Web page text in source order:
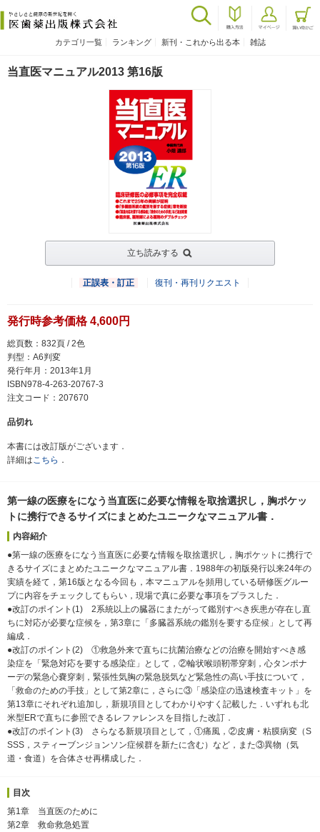
カテゴリ一覧 ランキング 新刊・これから出る本 雑誌
当直医マニュアル2013 第16版
立ち読みする
正誤表・訂正 復刊・再刊リクエスト
発行時参考価格 4,600円
総頁数：832頁 / 2色
判型：A6判変
発行年月：2013年1月
ISBN978-4-263-20767-3
注文コード：207670
品切れ
本書には改訂版がございます．
詳細はこちら ．
第一線の医療をになう当直医に必要な情報を取捨選択し，胸ポケッ
トに携行できるサイズにまとめたユニークなマニュアル書．
内容紹介
●第一線の医療をになう当直医に必要な情報を取捨選択し，胸ポケットに携行で
きるサイズにまとめたユニークなマニュアル書．1988年の初版発行以来24年の
実績を経て，第16版となる今回も，本マニュアルを頻用している研修医グルー
プに内容をチェックしてもらい，現場で真に必要な事項をプラスした．
●改訂のポイント(1) 2系統以上の臓器にまたがって鑑別すべき疾患が存在し直
ちに対応が必要な症候を，第3章に「多臓器系統の鑑別を要する症候」として再
編成．
●改訂のポイント(2) ①救急外来で直ちに抗菌治療などの治療を開始すべき感
染症を「緊急対応を要する感染症」として，②輪状喉頭靭帯穿刺，心タンポナ
ーデの緊急心嚢穿刺，緊張性気胸の緊急脱気など緊急性の高い手技について，
「救命のための手技」として第2章に，さらに③「感染症の迅速検査キット」を
第13章にそれぞれ追加し，新規項目としてわかりやすく記載した．いずれも北
米型ERで直ちに参照できるレファレンスを目指した改訂．
●改訂のポイント(3) さらなる新規項目として，①痛風，②皮膚・粘膜病変（S
SSS，スティーブンジョンソン症候群を新たに含む）など，また③異物（気
道・食道）を合体させ再構成した．
目次
第1章 当直医のために
第2章 救命救急処置